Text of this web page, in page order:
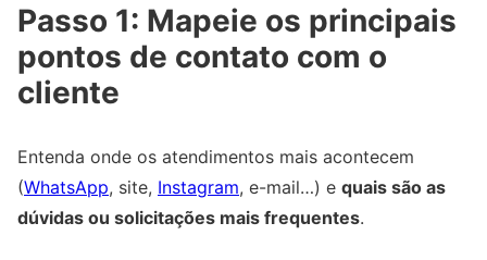
Passo 1: Mapeie os principais
pontos de contato com o
cliente
Entenda onde os atendimentos mais acontecem
(WhatsApp, site, Instagram, e-mail…) e quais são as
dúvidas ou solicitações mais frequentes.